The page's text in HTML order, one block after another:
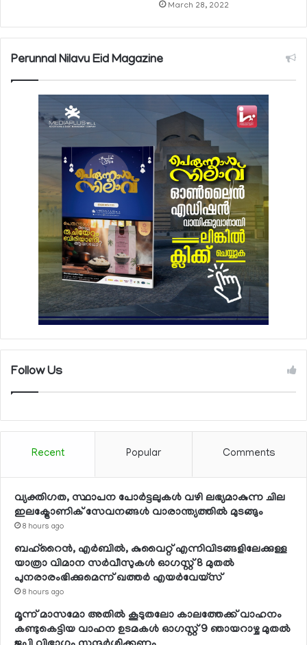
March 28, 2022
Perunnal Nilavu Eid Magazine
Follow Us
Recent Popular Comments
വ്യക്തിഗത, സ്ഥാപന പോര്‍ട്ടലുകള്‍ വഴി ലഭ്യമാകുന്ന ചില
ഇലക്ട്രോണിക് സേവനങ്ങള്‍ വാരാന്ത്യത്തില്‍ മുടങ്ങും
8 hours ago
ബഹ്റൈന്‍, എര്‍ബില്‍, കുവൈറ്റ് എന്നിവിടങ്ങളിലേക്കുള്ള
യാത്രാ വിമാന സര്‍വീസുകള്‍ ഓഗസ്റ്റ് 8 മുതല്‍
പുനരാരംഭിക്കുമെന്ന് ഖത്തര്‍ എയര്‍വേയ്സ്
8 hours ago
മൂന്ന് മാസമോ അതില്‍ കൂടുതലോ കാലത്തേക്ക് വാഹനം
കണ്ടുകെട്ടിയ വാഹന ഉടമകള്‍ ഓഗസ്റ്റ് 9 ഞായറാഴ്ച മുതല്‍